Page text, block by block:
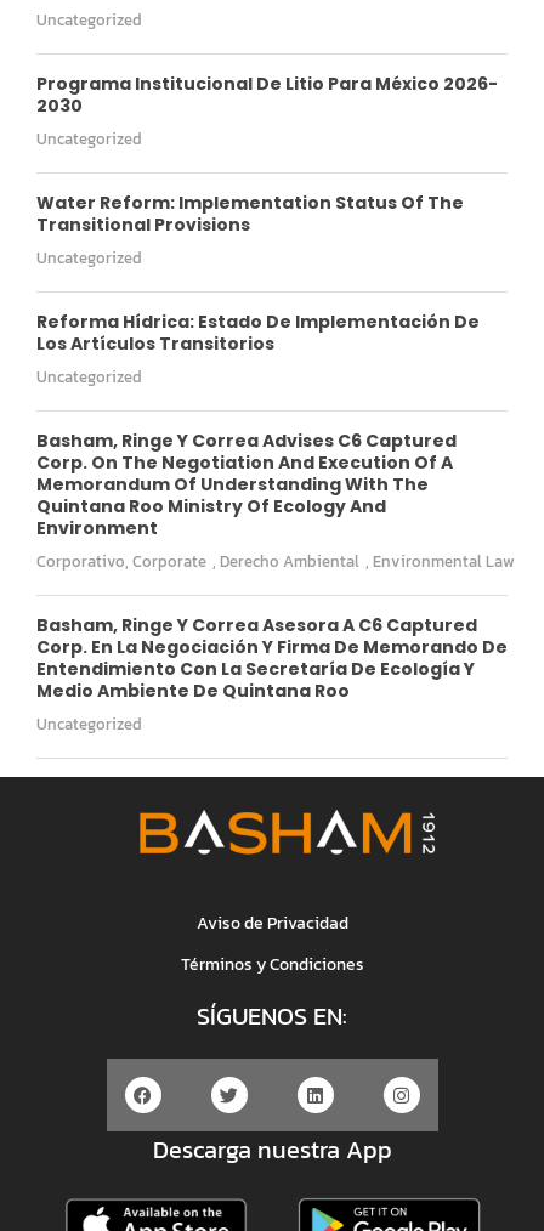
Uncategorized
Programa Institucional De Litio Para México 2026-
2030
Uncategorized
Water Reform: Implementation Status Of The
Transitional Provisions
Uncategorized
Reforma Hídrica: Estado De Implementación De
Los Artículos Transitorios
Uncategorized
Basham, Ringe Y Correa Advises C6 Captured
Corp. On The Negotiation And Execution Of A
Memorandum Of Understanding With The
Quintana Roo Ministry Of Ecology And
Environment
Corporativo, Corporate , Derecho Ambiental , Environmental Law
Basham, Ringe Y Correa Asesora A C6 Captured
Corp. En La Negociación Y Firma De Memorando De
Entendimiento Con La Secretaría De Ecología Y
Medio Ambiente De Quintana Roo
Uncategorized
Aviso de Privacidad
Términos y Condiciones
SÍGUENOS EN:
Descarga nuestra App